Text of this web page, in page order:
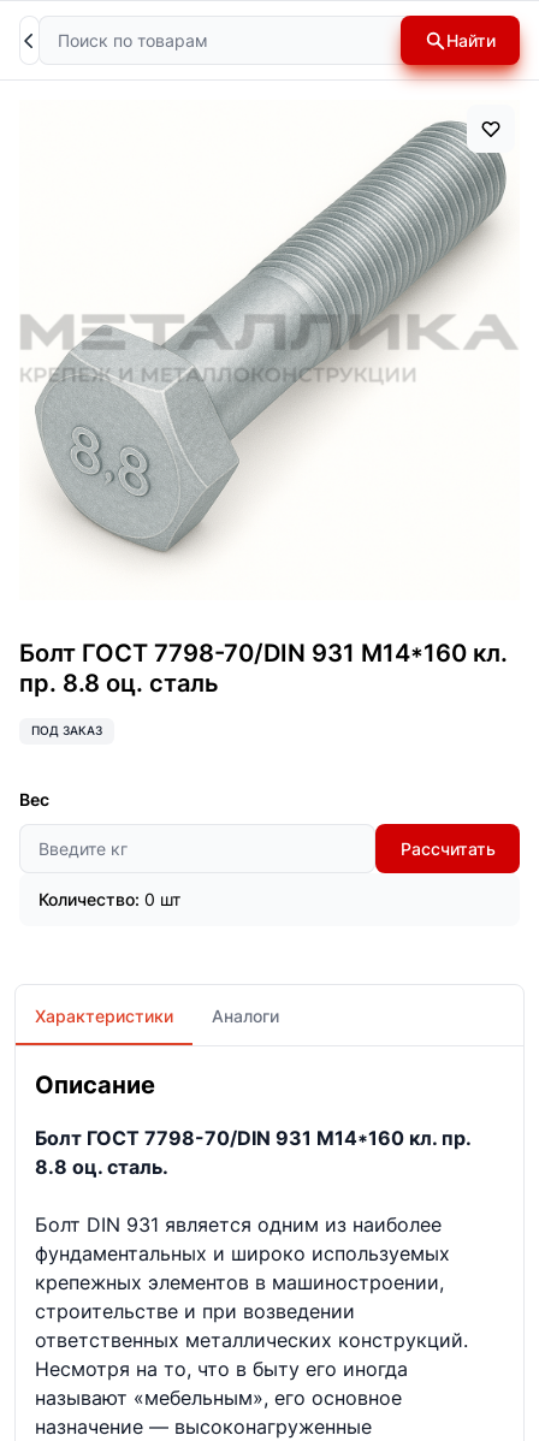
Поиск Найти
Болт ГОСТ 7798-70/DIN 931 М14*160 кл.
пр. 8.8 оц. сталь
ПОД ЗАКАЗ
Вес
Рассчитать
Количество: 0 шт
Характеристики Аналоги
Описание
Болт ГОСТ 7798-70/DIN 931 М14*160 кл. пр.
8.8 оц. сталь.
Болт DIN 931 является одним из наиболее
фундаментальных и широко используемых
крепежных элементов в машиностроении,
строительстве и при возведении
ответственных металлических конструкций.
Несмотря на то, что в быту его иногда
называют «мебельным», его основное
назначение — высоконагруженные